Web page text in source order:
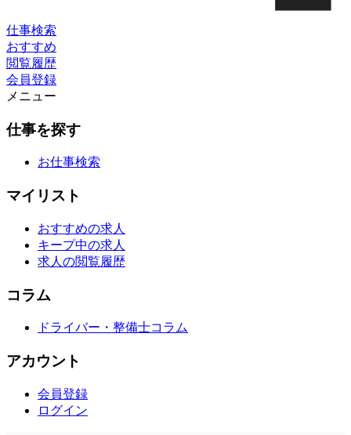
仕事検索
おすすめ
閲覧履歴
会員登録
メニュー
仕事を探す
お仕事検索
マイリスト
おすすめの求人
キープ中の求人
求人の閲覧履歴
コラム
ドライバー・整備士コラム
アカウント
会員登録
ログイン